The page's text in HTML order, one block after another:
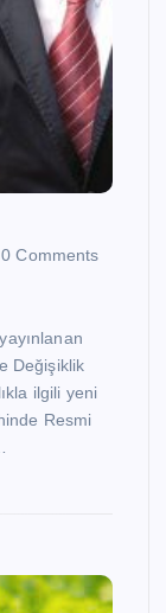
0 Comments
Değişiklik
ilgili yeni
Resmi